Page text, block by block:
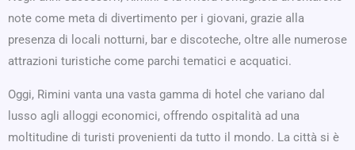
note come meta di divertimento per i giovani, grazie alla
presenza di locali notturni, bar e discoteche, oltre alle numerose
attrazioni turistiche come parchi tematici e acquatici.
Oggi, Rimini vanta una vasta gamma di hotel che variano dal
lusso agli alloggi economici, offrendo ospitalità ad una
moltitudine di turisti provenienti da tutto il mondo. La città si è